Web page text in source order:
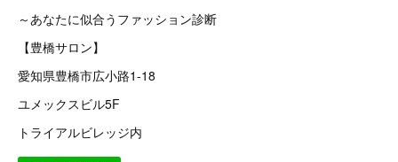
～あなたに似合うファッション診断
【豊橋サロン】
愛知県豊橋市広小路1-18
ユメックスビル5F
トライアルビレッジ内